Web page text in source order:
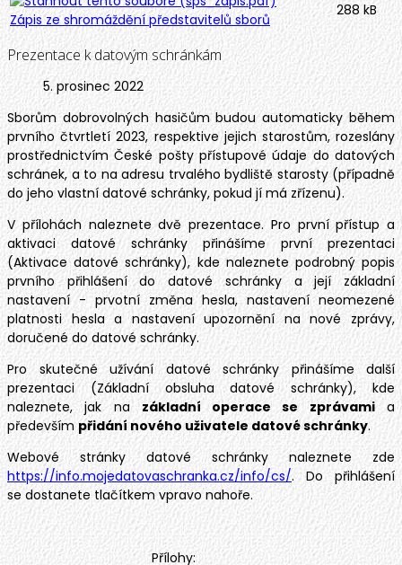
Zápis ze shromáždění představitelů sborů
288 kB
Prezentace k datovým schránkám
5. prosinec 2022
Sborům dobrovolných hasičům budou automaticky během
prvního čtvrtletí 2023, respektive jejich starostům, rozeslány
prostřednictvím České pošty přístupové údaje do datových
schránek, a to na adresu trvalého bydliště starosty (případně
do jeho vlastní datové schránky, pokud jí má zřízenu).
V přílohách naleznete dvě prezentace. Pro první přístup a
aktivaci datové schránky přinášíme první prezentaci
(Aktivace datové schránky), kde naleznete podrobný popis
prvního přihlášení do datové schránky a její základní
nastavení - prvotní změna hesla, nastavení neomezené
platnosti hesla a nastavení upozornění na nové zprávy,
doručené do datové schránky.
Pro skutečné užívání datové schránky přinášíme další
prezentaci (Základní obsluha datové schránky), kde
naleznete, jak na základní operace se zprávamia
především přidání nového uživatele datové schránky.
Webové stránky datové schránky naleznete zde
https://info.mojedatovaschranka.cz/info/cs/. Do přihlášení
se dostanete tlačítkem vpravo nahoře.
Přílohy: